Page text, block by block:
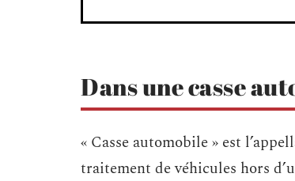
Dans une casse
« Casse automobile » est
traitement de véhicules hors